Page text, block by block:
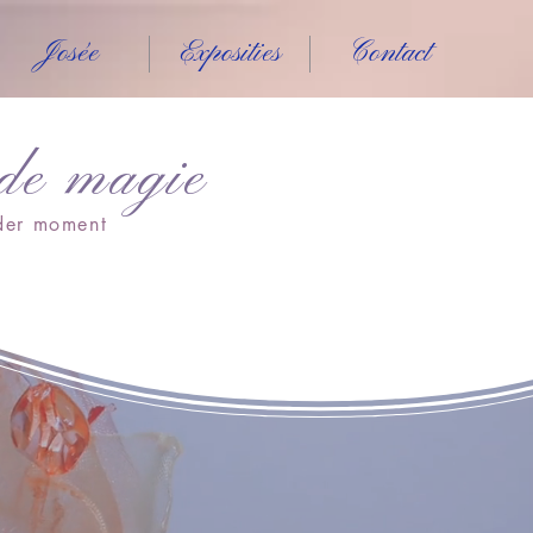
Josée Exposities Contact
magie
moment